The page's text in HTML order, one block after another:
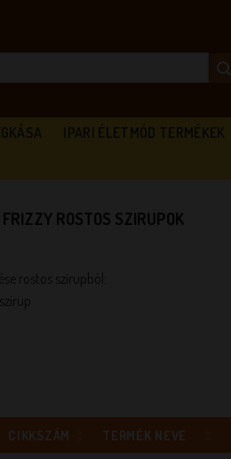
IPARI ÉLETMÓD TERMÉKEK
FRIZZY ROSTOS SZIRUPOK
rostos szirupból:
CIKKSZÁM TERMÉK NEVE